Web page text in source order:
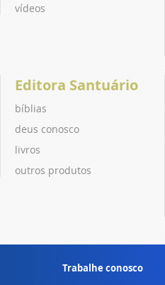
vídeos
Editora Santuário
bíblias
deus conosco
livros
outros produtos
Trabalhe conosco